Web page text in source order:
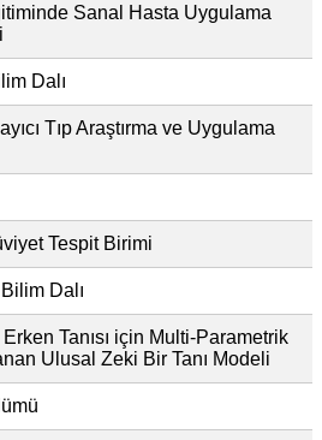
Sanal Hasta Uygulama
Dalı
Tıp Araştırma ve Uygulama
Tespit Birimi
Dalı
Tanısı için Multi-Parametrik
Ulusal Zeki Bir Tanı Modeli